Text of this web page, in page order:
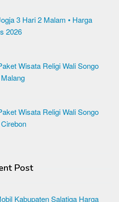
3 Hari 2 Malam • Harga
2026
Wisata Religi Wali Songo
Wisata Religi Wali Songo
Post
Kabupaten Salatiga Harga